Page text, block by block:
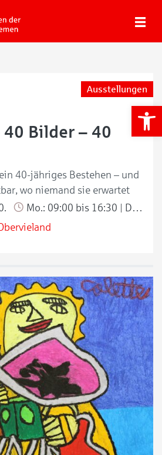
Ausstellungen
40 Bilder – 40
40-jähriges Bestehen – und
wo niemand sie erwartet
Mo.: 09:00 bis 16:30 | Di./Do.: 09:00 bis 18:00 | Mi./Fr.: 09:00 bis 13:00 Uhr